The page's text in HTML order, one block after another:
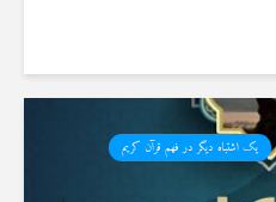
یک اشتباه دیگر در فهم قرآن کریم